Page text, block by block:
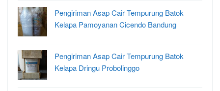
Pengiriman Asap Cair Tempurung Batok
Kelapa Pamoyanan Cicendo Bandung
Pengiriman Asap Cair Tempurung Batok
Kelapa Dringu Probolinggo